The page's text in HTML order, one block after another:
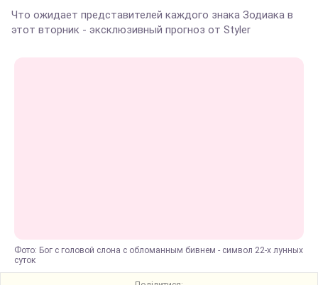
Что ожидает представителей каждого знака Зодиака в
этот вторник - эксклюзивный прогноз от Styler
Фото: Бог с головой слона с обломанным бивнем - символ 22-х лунных
суток